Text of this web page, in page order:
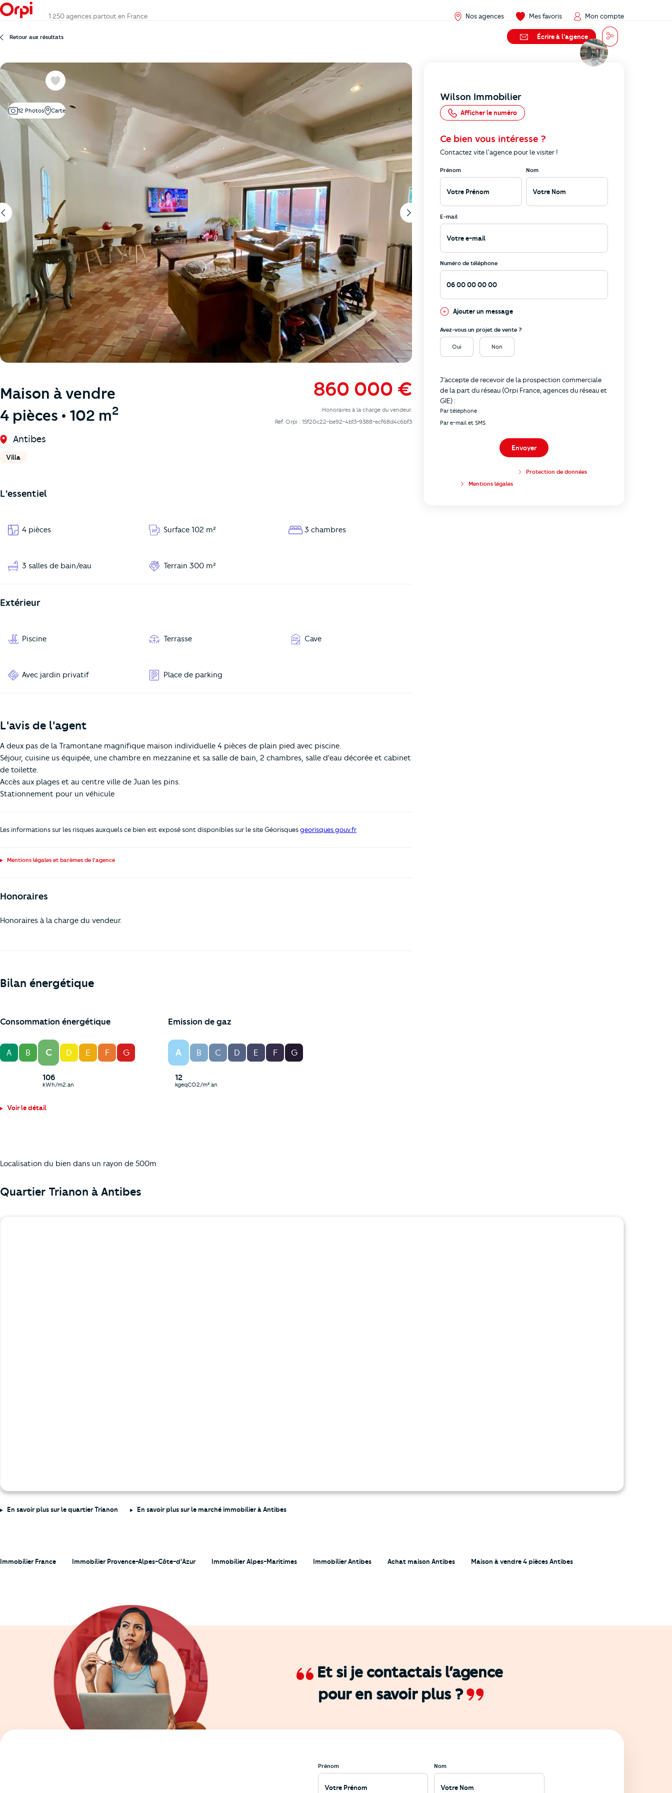
1 250 agences partout en France Nos agences Mes favoris Mon compte
Retour aux résultats Message
Écrire à l'agence Partager
Favoris
12 Photos Carte
Maison à vendre
4 pièces • 102 m2
Antibes
Villa
860 000 €
Honoraires à la charge du vendeur.
Réf. Orpi : 15f20c22-be92-4b13-9388-ecf68d4c6bf3
L'essentiel
4 pièces Surface 102 m² 3 chambres
3 salles de bain/eau Terrain 300 m²
Extérieur
Piscine Terrasse Cave
Avec jardin privatif Place de parking
L'avis de l'agent
A deux pas de la Tramontane magnifique maison individuelle 4 pièces de plain pied avec piscine.
Séjour, cuisine us équipée, une chambre en mezzanine et sa salle de bain, 2 chambres, salle d'eau décorée et cabinet
de toilette.
Accès aux plages et au centre ville de Juan les pins.
Stationnement pour un véhicule
Les informations sur les risques auxquels ce bien est exposé sont disponibles sur le site Géorisquesgeorisques.gouv.fr
Mentions légales et barèmes de l'agence
Honoraires
Honoraires à la charge du vendeur.
Bilan énergétique
Consommation énergétique
A B C
106
kWh/m2.an
D E F G
Emission de gaz
A
12
kgeqCO2/m².an
B C D E F G
Voir le détail
Wilson Immobilier
Afficher le numéro
Ce bien vous intéresse ?
Contactez vite l'agence pour le visiter !
Prénom Nom
E-mail
Numéro de téléphone
Ajouter un message
Avez-vous un projet de vente ?
Oui Non
J’accepte de recevoir de la prospection commerciale
de la part du réseau (Orpi France, agences du réseau et
GIE) :
Par téléphone
Par e-mail et SMS
Envoyer
Mentions légales
Protection de données
Localisation du bien dans un rayon de 500m
Quartier Trianon à Antibes
En savoir plus sur le quartier Trianon En savoir plus sur le marché immobilier à Antibes
Immobilier France Immobilier Provence-Alpes-Côte-d'Azur Immobilier Alpes-Maritimes Immobilier Antibes Achat maison Antibes Maison à vendre 4 pièces Antibes
Et si je contactais l’agence
pour en savoir plus ?
Prénom Nom